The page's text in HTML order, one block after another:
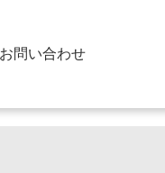
お問い合わせ